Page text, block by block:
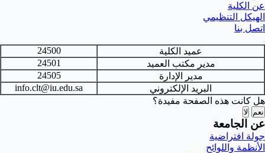
عن الكلية
الهيكل التنظيمي
اتصل بنا
عميد الكلية
24500
مدير مكتب العميد
24501
مدير الإدارة
24505
البريد الإلكتروني
info.clt@iu.edu.sa
هل كانت هذه الصفحة مفيدة؟
نعم لا
عن الجامعة
جولة افتراضية
الأنظمة واللوائح